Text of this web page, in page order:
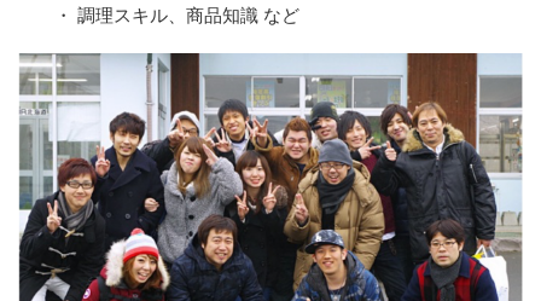
・ 調理スキル、商品知識 など